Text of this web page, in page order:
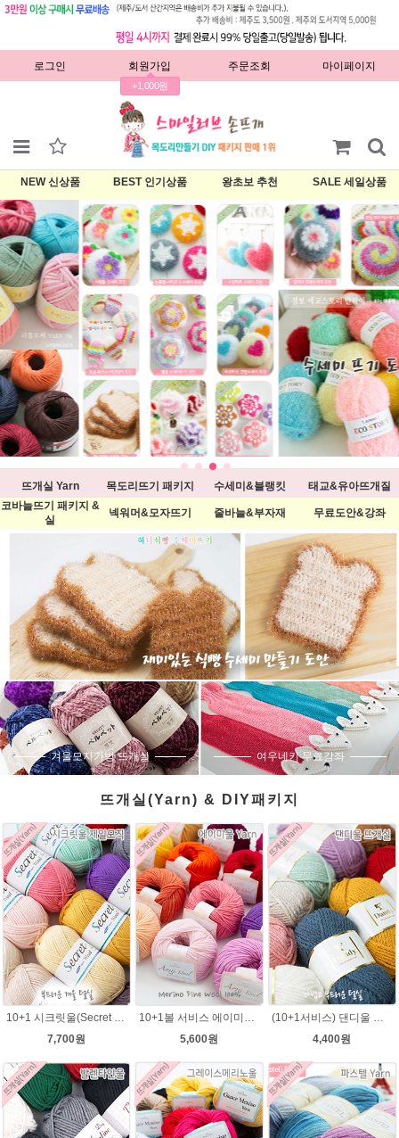
로그인 회원가입
+1,000원
주문조회 마이페이지
NEW 신상품 BEST 인기상품 왕초보 추천 SALE 세일상품
뜨개실 Yarn 목도리뜨기 패키지 수세미&블랭킷
태교&유아뜨개질
코바늘뜨기 패키지 &
실
넥워머&모자뜨기 줄바늘&부자재 무료도안&강좌
겨울모자가방 뜨개실 여우네키 무료강좌
뜨개실(Yarn) & DIY패키지
7,700원
5,600원
4,400원